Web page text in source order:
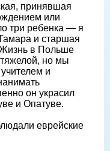
принявшая
или
три ребенка — я
и старшая
в Польше
но мы
и
он украсил
и Опатуве.
еврейские